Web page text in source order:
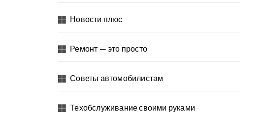
Новости плюс
Ремонт — это просто
Советы автомобилистам
Техобслуживание своими руками